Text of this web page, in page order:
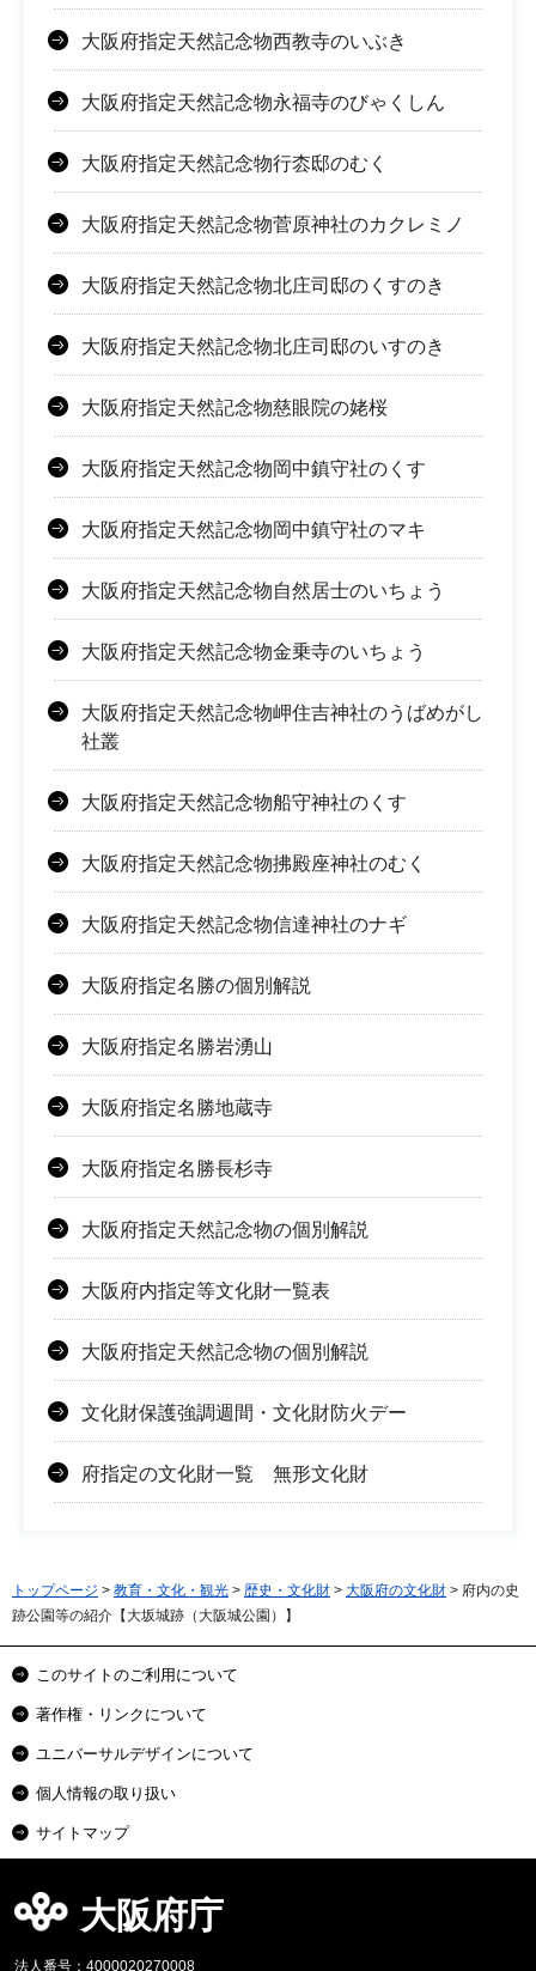
大阪府指定天然記念物西教寺のいぶき
大阪府指定天然記念物永福寺のびゃくしん
大阪府指定天然記念物行枩邸のむく
大阪府指定天然記念物菅原神社のカクレミノ
大阪府指定天然記念物北庄司邸のくすのき
大阪府指定天然記念物北庄司邸のいすのき
大阪府指定天然記念物慈眼院の姥桜
大阪府指定天然記念物岡中鎮守社のくす
大阪府指定天然記念物岡中鎮守社のマキ
大阪府指定天然記念物自然居士のいちょう
大阪府指定天然記念物金乗寺のいちょう
大阪府指定天然記念物岬住吉神社のうばめがし
社叢
大阪府指定天然記念物船守神社のくす
大阪府指定天然記念物拂殿座神社のむく
大阪府指定天然記念物信達神社のナギ
大阪府指定名勝の個別解説
大阪府指定名勝岩湧山
大阪府指定名勝地蔵寺
大阪府指定名勝長杉寺
大阪府指定天然記念物の個別解説
大阪府内指定等文化財一覧表
大阪府指定天然記念物の個別解説
文化財保護強調週間・文化財防火デー
府指定の文化財一覧 無形文化財
トップページ > 教育・文化・観光 > 歴史・文化財 > 大阪府の文化財 > 府内の史
跡公園等の紹介【大坂城跡（大阪城公園）】
このサイトのご利用について
著作権・リンクについて
ユニバーサルデザインについて
個人情報の取り扱い
サイトマップ
大阪府庁
法人番号：4000020270008